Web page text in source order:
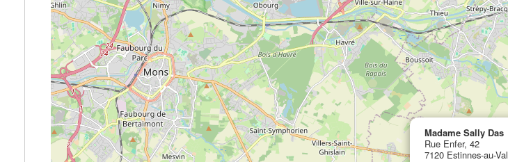
Madame Sally Das
Rue Enfer, 42
7120 Estinnes-au-Val